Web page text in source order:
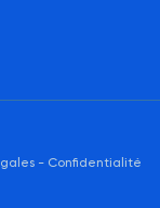
- Confidentialité